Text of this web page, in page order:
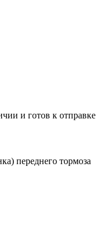
и готов к отправке
переднего тормоза